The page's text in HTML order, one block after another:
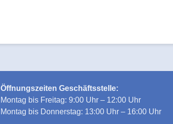
Öffnungszeiten Geschäftsstelle:
Montag bis Freitag: 9:00 Uhr – 12:00 Uhr
Montag bis Donnerstag: 13:00 Uhr – 16:00 Uhr